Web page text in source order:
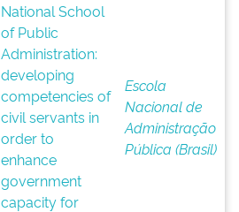
National School
of Public
Administration:
developing
competencies of
civil servants in
order to
enhance
government
capacity for
Escola
Nacional de
Administração
Pública (Brasil)